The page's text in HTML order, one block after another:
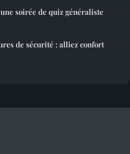
soirée de quiz généraliste
de sécurité : alliez confort